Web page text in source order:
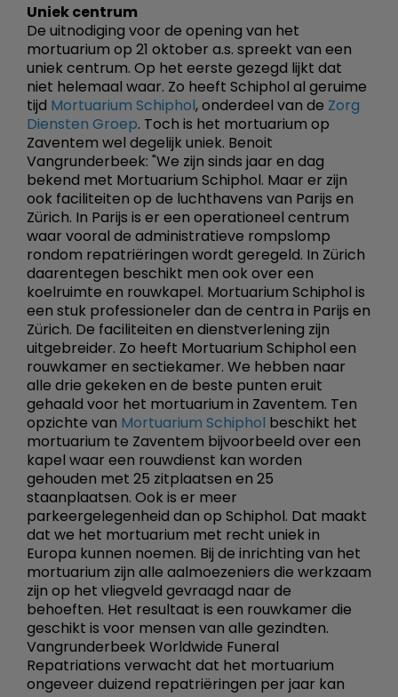
Uniek centrum
De uitnodiging voor de opening van het
mortuarium op 21 oktober a.s. spreekt van een
uniek centrum. Op het eerste gezegd lijkt dat
niet helemaal waar. Zo heeft Schiphol al geruime
tijd Mortuarium Schiphol, onderdeel van de Zorg
Diensten Groep. Toch is het mortuarium op
Zaventem wel degelijk uniek. Benoit
Vangrunderbeek: "We zijn sinds jaar en dag
bekend met Mortuarium Schiphol. Maar er zijn
ook faciliteiten op de luchthavens van Parijs en
Zürich. In Parijs is er een operationeel centrum
waar vooral de administratieve rompslomp
rondom repatriëringen wordt geregeld. In Zürich
daarentegen beschikt men ook over een
koelruimte en rouwkapel. Mortuarium Schiphol is
een stuk professioneler dan de centra in Parijs en
Zürich. De faciliteiten en dienstverlening zijn
uitgebreider. Zo heeft Mortuarium Schiphol een
rouwkamer en sectiekamer. We hebben naar
alle drie gekeken en de beste punten eruit
gehaald voor het mortuarium in Zaventem. Ten
opzichte van Mortuarium Schiphol beschikt het
mortuarium te Zaventem bijvoorbeeld over een
kapel waar een rouwdienst kan worden
gehouden met 25 zitplaatsen en 25
staanplaatsen. Ook is er meer
parkeergelegenheid dan op Schiphol. Dat maakt
dat we het mortuarium met recht uniek in
Europa kunnen noemen. Bij de inrichting van het
mortuarium zijn alle aalmoezeniers die werkzaam
zijn op het vliegveld gevraagd naar de
behoeften. Het resultaat is een rouwkamer die
geschikt is voor mensen van alle gezindten.
Vangrunderbeek Worldwide Funeral
Repatriations verwacht dat het mortuarium
ongeveer duizend repatriëringen per jaar kan